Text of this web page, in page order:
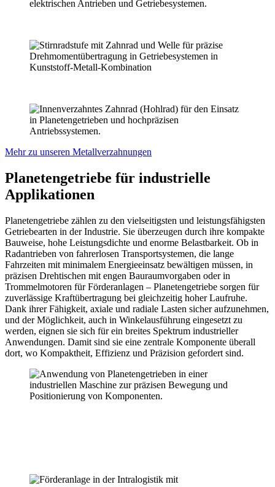
Mehr zu unseren Metallverzahnungen
Planetengetriebe für industrielle
Applikationen
Planetengetriebe zählen zu den vielseitigsten und leistungsfähigsten
Getriebearten in der Industrie. Sie überzeugen durch ihre kompakte
Bauweise, hohe Leistungsdichte und enorme Belastbarkeit. Ob in
Radantrieben von fahrerlosen Transportsystemen, die lange
Fahrzeiten mit minimalem Energieeinsatz bewältigen müssen, in
präzisen Drehtischen mit engen Bauraumvorgaben oder in
Trommelmotoren für Förderanlagen – Planetengetriebe sorgen für
zuverlässige Kraftübertragung bei gleichzeitig hoher Laufruhe.
Dank ihrer Fähigkeit, axiale und radiale Lasten sicher aufzunehmen,
und der Möglichkeit, auch in Winkelausführung eingesetzt zu
werden, eignen sie sich für ein breites Spektrum industrieller
Anwendungen. Damit sind sie eine zentrale Komponente überall
dort, wo Kompaktheit, Effizienz und Präzision gefordert sind.